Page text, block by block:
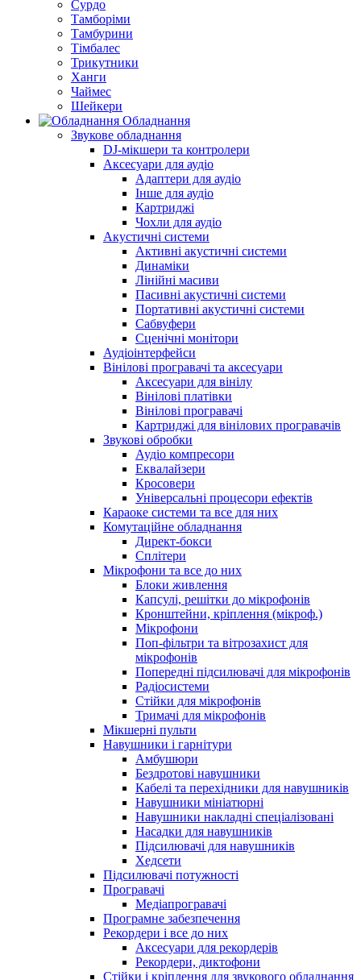
Сурдо
Тамборіми
Тамбурини
Тімбалес
Трикутники
Ханги
Чаймес
Шейкери
Обладнання
Звукове обладнання
DJ-мікшери та контролери
Аксесуари для аудіо
Адаптери для аудіо
Інше для аудіо
Картриджі
Чохли для аудіо
Акустичні системи
Активні акустичні системи
Динаміки
Лінійні масиви
Пасивні акустичні системи
Портативні акустичні системи
Сабвуфери
Сценічні монітори
Аудіоінтерфейси
Вінілові програвачі та аксесуари
Аксесуари для вінілу
Вінілові платівки
Вінілові програвачі
Картриджі для вінілових програвачів
Звукові обробки
Аудіо компресори
Еквалайзери
Кросовери
Універсальні процесори ефектів
Караоке системи та все для них
Комутаційне обладнання
Директ-бокси
Сплітери
Мікрофони та все до них
Блоки живлення
Капсулі, решітки до мікрофонів
Кронштейни, кріплення (мікроф.)
Мікрофони
Поп-фільтри та вітрозахист для
мікрофонів
Попередні підсилювачі для мікрофонів
Радіосистеми
Стійки для мікрофонів
Тримачі для мікрофонів
Мікшерні пульти
Навушники і гарнітури
Амбушюри
Бездротові навушники
Кабелі та перехідники для навушників
Навушники мініатюрні
Навушники накладні спеціалізовані
Насадки для навушників
Підсилювачі для навушників
Хедсети
Підсилювачі потужності
Програвачі
Медіапрогравачі
Програмне забезпечення
Рекордери і все до них
Аксесуари для рекордерів
Рекордери, диктофони
Стійки і кріплення для звукового обладнання